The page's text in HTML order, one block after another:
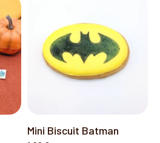
Mini Biscuit Batman